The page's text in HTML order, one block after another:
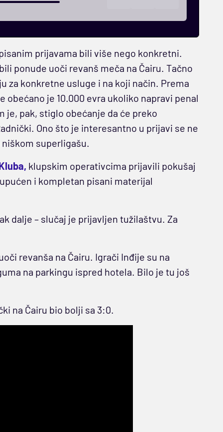
prijavama bili više nego konkretni.
ponude uoči revanš meča na Čairu. Tačno
za konkretne usluge i na koji način. Prema
obećano je 10.000 evra ukoliko napravi penal
je, pak, stiglo obećanje da će preko
Ono što je interesantno u prijavi se ne
superligašu.
klupskim operativcima prijavili pokušaj
i kompletan pisani materijal
dalje – slučaj je prijavljen tužilaštvu. Za
revanša na Čairu. Igrači Inđije su na
na parkingu ispred hotela. Bilo je tu još
na Čairu bio bolji sa 3:0.